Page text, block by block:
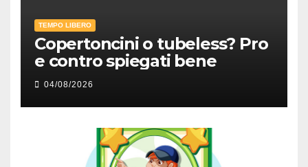
TEMPO LIBERO
Copertoncini o tubeless? Pro
e contro spiegati bene
04/08/2026